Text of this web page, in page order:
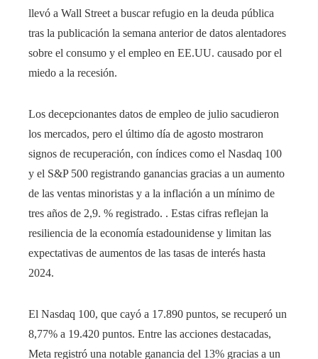
llevó a Wall Street a buscar refugio en la deuda pública
tras la publicación la semana anterior de datos alentadores
sobre el consumo y el empleo en EE.UU. causado por el
miedo a la recesión.
Los decepcionantes datos de empleo de julio sacudieron
los mercados, pero el último día de agosto mostraron
signos de recuperación, con índices como el Nasdaq 100
y el S&P 500 registrando ganancias gracias a un aumento
de las ventas minoristas y a la inflación a un mínimo de
tres años de 2,9. % registrado. . Estas cifras reflejan la
resiliencia de la economía estadounidense y limitan las
expectativas de aumentos de las tasas de interés hasta
2024.
El Nasdaq 100, que cayó a 17.890 puntos, se recuperó un
8,77% a 19.420 puntos. Entre las acciones destacadas,
Meta registró una notable ganancia del 13% gracias a un